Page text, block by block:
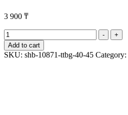
3 900 ₸
Сумка
шоппер
Shabu
Цветочная
-
+
Add to cart
SKU: shb-10871-ttbg-40-45 Category: